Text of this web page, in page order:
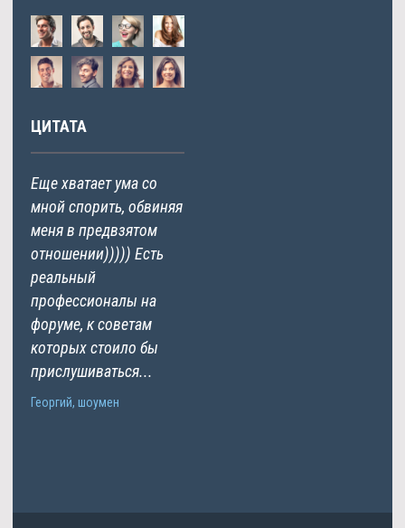
ЦИТАТА
Еще хватает ума со
мной спорить, обвиняя
меня в предвзятом
отношении))))) Есть
реальный
профессионалы на
форуме, к советам
которых стоило бы
прислушиваться...
Георгий, шоумен